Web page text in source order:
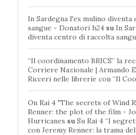
In Sardegna l'ex mulino
sangue - Donatori h24 su In
diventa centro di raccolta
“Il coordinamento BRICS” la
Corriere Nazionale | Armando
Ricceri nelle librerie con “Il
On Rai 4 "The secrets of Wind
Renner: the plot of the film -
Hurricanes su Su Rai 4 “I
con Jeremy Renner: la trama